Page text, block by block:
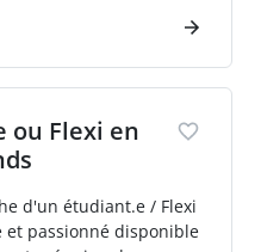
ou Flexi en
d'un étudiant.e / Flexi
passionné disponible